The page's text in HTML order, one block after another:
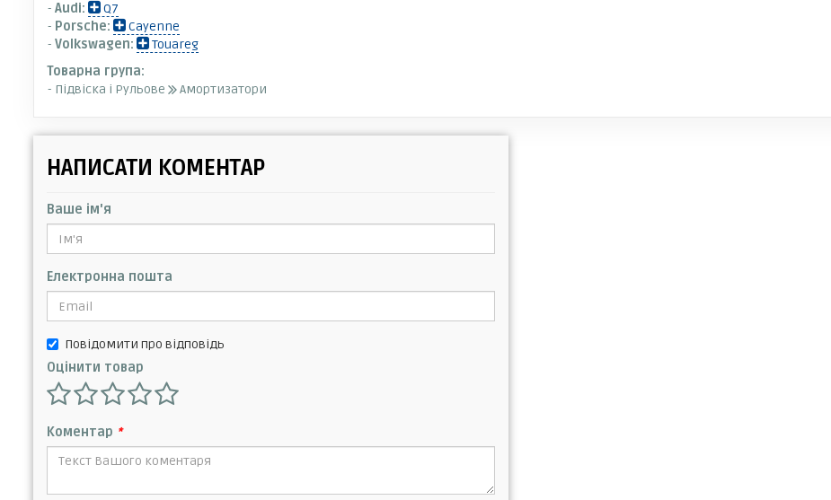
- Audi:
Q7
- Porsche:
Cayenne
- Volkswagen:
Touareg
Товарна група:
- Підвіска і Рульове
Амортизатори
НАПИСАТИ КОМЕНТАР
Ваше ім'я
Електронна пошта
Повідомити про відповідь
Оцінити товар
Коментар *